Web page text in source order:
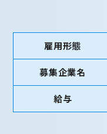
雇用形態
募集企業名
給与